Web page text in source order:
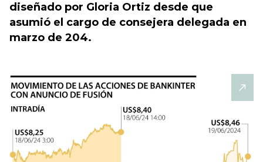
diseñado por Gloria Ortiz desde que
asumió el cargo de consejera delegada en
marzo de 204.